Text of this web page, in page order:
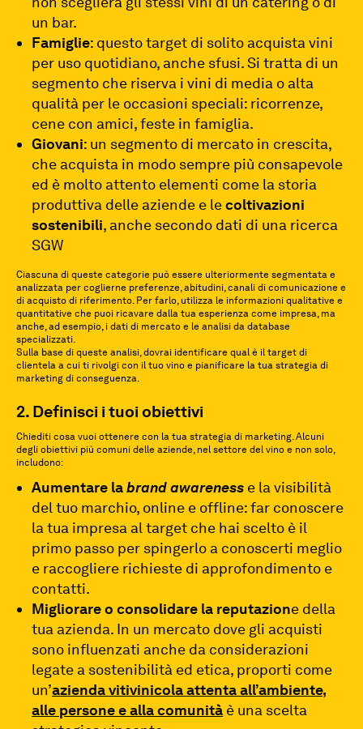
un bar.
Famiglie: questo target di solito acquista vini
per uso quotidiano, anche sfusi. Si tratta di un
segmento che riserva i vini di media o alta
qualità per le occasioni speciali: ricorrenze,
cene con amici, feste in famiglia.
Giovani: un segmento di mercato in crescita,
che acquista in modo sempre più consapevole
ed è molto attento elementi come la storia
produttiva delle aziende e lecoltivazioni
sostenibili, anche secondo dati di una ricerca
SGW
Ciascuna di queste categorie può essere ulteriormente segmentata e
analizzata per coglierne preferenze, abitudini, canali di comunicazione e
di acquisto di riferimento. Per farlo, utilizza le informazioni qualitative e
quantitative che puoi ricavare dalla tua esperienza come impresa, ma
anche, ad esempio, i dati di mercato e le analisi da database
specializzati.
Sulla base di queste analisi, dovrai identificare qual è il target di
clientela a cui ti rivolgi con il tuo vino e pianificare la tua strategia di
marketing di conseguenza.
2. Definisci i tuoi obiettivi
Chiediti cosa vuoi ottenere con la tua strategia di marketing. Alcuni
degli obiettivi più comuni delle aziende, nel settore del vino e non solo,
includono:
Aumentare labrand awareness e la visibilità
del tuo marchio, online e offline: far conoscere
la tua impresa al target che hai scelto è il
primo passo per spingerlo a conoscerti meglio
e raccogliere richieste di approfondimento e
contatti.
Migliorare o consolidare la reputazione della
tua azienda. In un mercato dove gli acquisti
sono influenzati anche da considerazioni
legate a sostenibilità ed etica, proporti come
un’azienda vitivinicola attenta all’ambiente,
alle persone e alla comunità è una scelta